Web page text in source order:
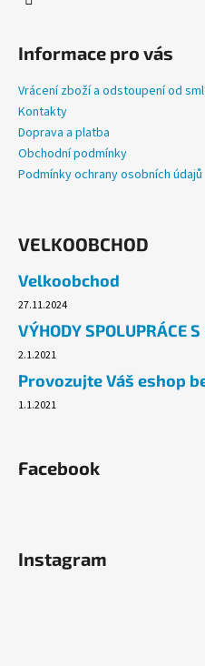
HLEDAT
D
o
p
u
u
j
e
m
e
JAR
NÁDOBÍ
CITRON,
Informace pro vás
Vrácení zboží a odstoupení od
Kontakty
Doprava a platba
Obchodní podmínky
Podmínky ochrany osobních údajů
VELKOOBCHOD
Velkoobchod
27.11.2024
VÝHODY SPOLUPRÁCE
2.1.2021
Provozujte Váš eshop
1.1.2021
Facebook
Instagram